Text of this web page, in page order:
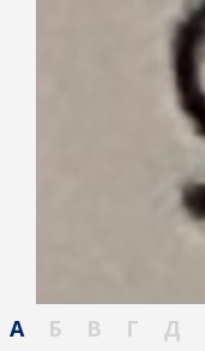
А Б В Г Д